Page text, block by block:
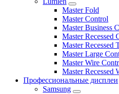
Master Fold
Master Control
Master Business
Master Recessed
Master Recessed
Master Large
Master Wire
Master Recessed
Профессиональные дисплеи
Samsung